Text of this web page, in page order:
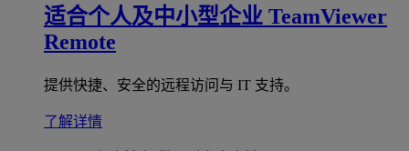
适合个人及中小型企业 TeamViewer
Remote
提供快捷、安全的远程访问与 IT 支持。
了解详情